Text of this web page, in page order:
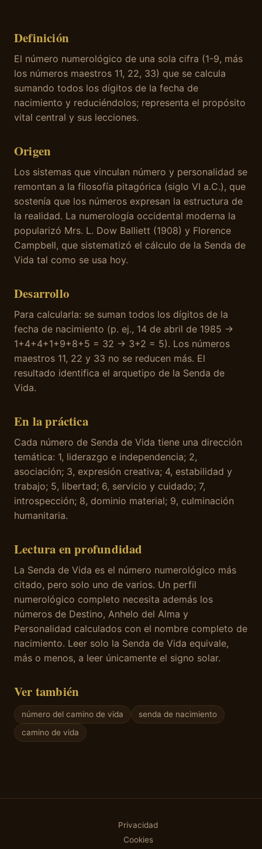
Definición
El número numerológico de una sola cifra (1-9, más
los números maestros 11, 22, 33) que se calcula
sumando todos los dígitos de la fecha de
nacimiento y reduciéndolos; representa el propósito
vital central y sus lecciones.
Origen
Los sistemas que vinculan número y personalidad se
remontan a la filosofía pitagórica (siglo VI a.C.), que
sostenía que los números expresan la estructura de
la realidad. La numerología occidental moderna la
popularizó Mrs. L. Dow Balliett (1908) y Florence
Campbell, que sistematizó el cálculo de la Senda de
Vida tal como se usa hoy.
Desarrollo
Para calcularla: se suman todos los dígitos de la
fecha de nacimiento (p. ej., 14 de abril de 1985 →
1+4+4+1+9+8+5 = 32 → 3+2 = 5). Los números
maestros 11, 22 y 33 no se reducen más. El
resultado identifica el arquetipo de la Senda de
Vida.
En la práctica
Cada número de Senda de Vida tiene una dirección
temática: 1, liderazgo e independencia; 2,
asociación; 3, expresión creativa; 4, estabilidad y
trabajo; 5, libertad; 6, servicio y cuidado; 7,
introspección; 8, dominio material; 9, culminación
humanitaria.
Lectura en profundidad
La Senda de Vida es el número numerológico más
citado, pero solo uno de varios. Un perfil
numerológico completo necesita además los
números de Destino, Anhelo del Alma y
Personalidad calculados con el nombre completo de
nacimiento. Leer solo la Senda de Vida equivale,
más o menos, a leer únicamente el signo solar.
Ver también
número del camino de vida
senda de nacimiento
camino de vida
Privacidad
Cookies